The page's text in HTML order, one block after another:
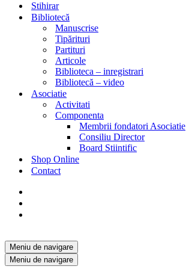
Stihirar
Bibliotecă
Manuscrise
Tipărituri
Partituri
Articole
Biblioteca – inregistrari
Bibliotecă – video
Asociatie
Activitati
Componenta
Membrii fondatori Asociatie
Consiliu Director
Board Stiintific
Shop Online
Contact
Meniu de navigare
Meniu de navigare